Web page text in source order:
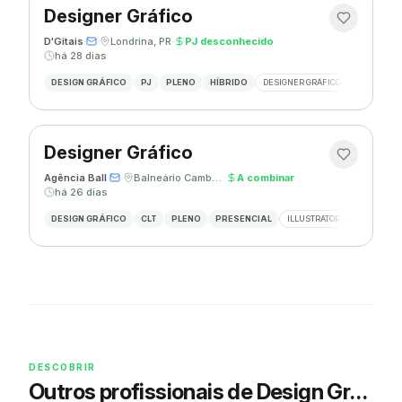
Designer Gráfico
D'Gitais· · Londrina, PR· PJ desconhecido·
há 28 dias
DESIGN GRÁFICO PJ PLENO HÍBRIDO DESIGNER GRÁFICO
Designer Gráfico
Agência Ball· · · A combinar·
há 26 dias
DESIGN GRÁFICO CLT PLENO PRESENCIAL ILLUSTRATOR
DESCOBRIR
Outros profissionais de Design Gráfico